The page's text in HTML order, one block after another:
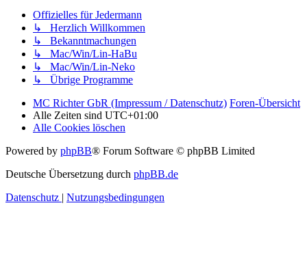
Offizielles für Jedermann
↳ Herzlich Willkommen
↳ Bekanntmachungen
↳ Mac/Win/Lin-HaBu
↳ Mac/Win/Lin-Neko
↳ Übrige Programme
MC Richter GbR (Impressum / Datenschutz) Foren-Übersicht
Alle Zeiten sind UTC+01:00
Alle Cookies löschen
Powered by phpBB® Forum Software © phpBB Limited
Deutsche Übersetzung durch phpBB.de
Datenschutz
Nutzungsbedingungen